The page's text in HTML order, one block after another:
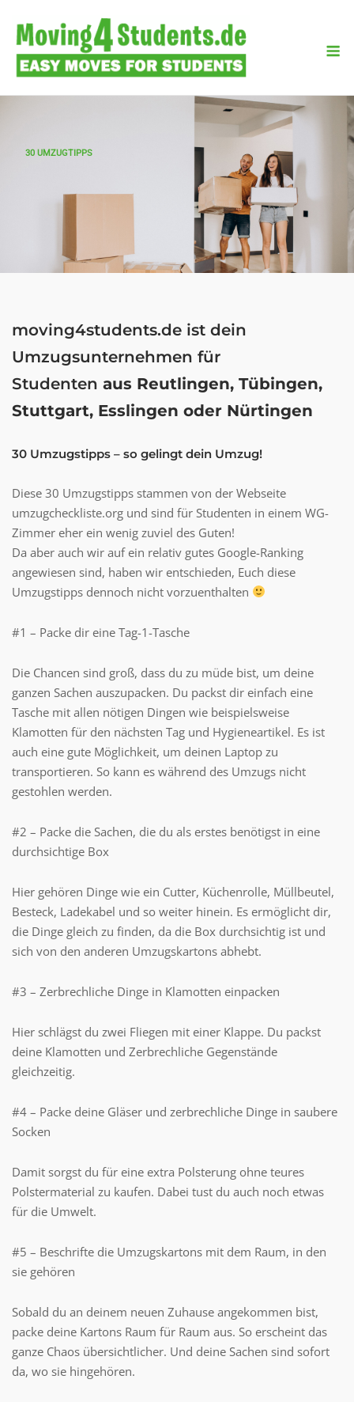
content
30 UMZUGTIPPS
moving4students.de ist dein
Umzugsunternehmen für
Studenten aus Reutlingen, Tübingen,
Stuttgart, Esslingen oder Nürtingen
30 Umzugstipps – so gelingt dein Umzug!
Diese 30 Umzugstipps stammen von der Webseite
umzugcheckliste.org und sind für Studenten in einem WG-
Zimmer eher ein wenig zuviel des Guten!
Da aber auch wir auf ein relativ gutes Google-Ranking
angewiesen sind, haben wir entschieden, Euch diese
Umzugstipps dennoch nicht vorzuenthalten
#1 – Packe dir eine Tag-1-Tasche
Die Chancen sind groß, dass du zu müde bist, um deine
ganzen Sachen auszupacken. Du packst dir einfach eine
Tasche mit allen nötigen Dingen wie beispielsweise
Klamotten für den nächsten Tag und Hygieneartikel. Es ist
auch eine gute Möglichkeit, um deinen Laptop zu
transportieren. So kann es während des Umzugs nicht
gestohlen werden.
#2 – Packe die Sachen, die du als erstes benötigst in eine
durchsichtige Box
Hier gehören Dinge wie ein Cutter, Küchenrolle, Müllbeutel,
Besteck, Ladekabel und so weiter hinein. Es ermöglicht dir,
die Dinge gleich zu finden, da die Box durchsichtig ist und
sich von den anderen Umzugskartons abhebt.
#3 – Zerbrechliche Dinge in Klamotten einpacken
Hier schlägst du zwei Fliegen mit einer Klappe. Du packst
deine Klamotten und Zerbrechliche Gegenstände
gleichzeitig.
#4 – Packe deine Gläser und zerbrechliche Dinge in saubere
Socken
Damit sorgst du für eine extra Polsterung ohne teures
Polstermaterial zu kaufen. Dabei tust du auch noch etwas
für die Umwelt.
#5 – Beschrifte die Umzugskartons mit dem Raum, in den
sie gehören
Sobald du an deinem neuen Zuhause angekommen bist,
packe deine Kartons Raum für Raum aus. So erscheint das
ganze Chaos übersichtlicher. Und deine Sachen sind sofort
da, wo sie hingehören.